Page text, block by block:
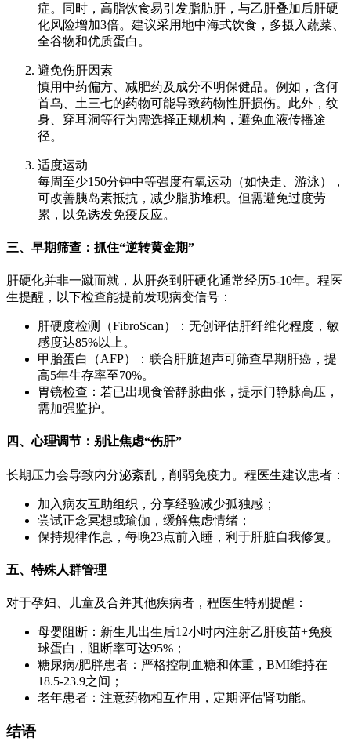
症。同时，高脂饮食易引发脂肪肝，与乙肝叠加后肝硬
化风险增加3倍。建议采用地中海式饮食，多摄入蔬菜、
全谷物和优质蛋白。
避免伤肝因素
慎用中药偏方、减肥药及成分不明保健品。例如，含何
首乌、土三七的药物可能导致药物性肝损伤。此外，纹
身、穿耳洞等行为需选择正规机构，避免血液传播途
径。
适度运动
每周至少150分钟中等强度有氧运动（如快走、游泳），
可改善胰岛素抵抗，减少脂肪堆积。但需避免过度劳
累，以免诱发免疫反应。
三、早期筛查：抓住“逆转黄金期”
肝硬化并非一蹴而就，从肝炎到肝硬化通常经历5-10年。程医
生提醒，以下检查能提前发现病变信号：
肝硬度检测（FibroScan）：无创评估肝纤维化程度，敏
感度达85%以上。
甲胎蛋白（AFP）：联合肝脏超声可筛查早期肝癌，提
高5年生存率至70%。
胃镜检查：若已出现食管静脉曲张，提示门静脉高压，
需加强监护。
四、心理调节：别让焦虑“伤肝”
长期压力会导致内分泌紊乱，削弱免疫力。程医生建议患者：
加入病友互助组织，分享经验减少孤独感；
尝试正念冥想或瑜伽，缓解焦虑情绪；
保持规律作息，每晚23点前入睡，利于肝脏自我修复。
五、特殊人群管理
对于孕妇、儿童及合并其他疾病者，程医生特别提醒：
母婴阻断：新生儿出生后12小时内注射乙肝疫苗+免疫
球蛋白，阻断率可达95%；
糖尿病/肥胖患者：严格控制血糖和体重，BMI维持在
18.5-23.9之间；
老年患者：注意药物相互作用，定期评估肾功能。
结语